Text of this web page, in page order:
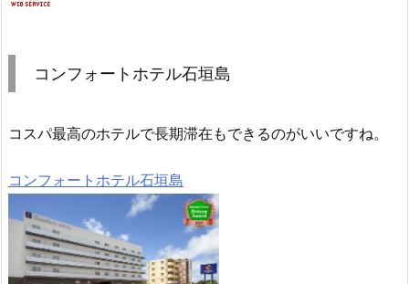
コンフォートホテル石垣島
コスパ最高のホテルで長期滞在もできるのがいいですね。
コンフォートホテル石垣島